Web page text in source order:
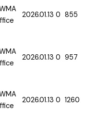
2026.01.13 0 855
2026.01.13 0 957
2026.01.13 0 1260